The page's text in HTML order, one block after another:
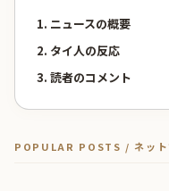
1. ニュースの概要
2. タイ人の反応
3. 読者のコメント
POPULAR POSTS / ネット